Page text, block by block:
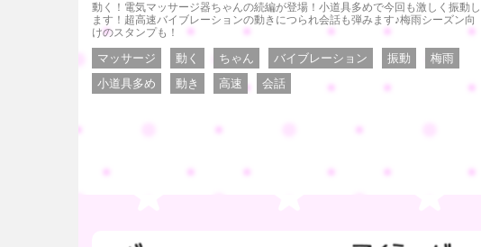
動く！電気マッサージ器ちゃんの続編が登場！小道具多めで今回も激しく振動し
ます！超高速バイブレーションの動きにつられ会話も弾みます♪梅雨シーズン向
けのスタンプも！
マッサージ 動く ちゃん バイブレーション 振動
梅雨
小道具多め
動き 高速 会話